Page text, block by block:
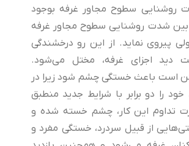
روشنایی سطوح مجاور غرفه بوجود
بین شدت روشنایی سطوح مجاور غرفه
پیروی نماید. از این رو درخشندگی
دید اجزای غرفه، مختل می‌شود.
است باعث خستگی چشم شود زیرا در
را دو برابر با شرایط جدید منطبق
تداوم این کار، چشم خسته شده و
از قبیل سردرد، خستگی مفرد و